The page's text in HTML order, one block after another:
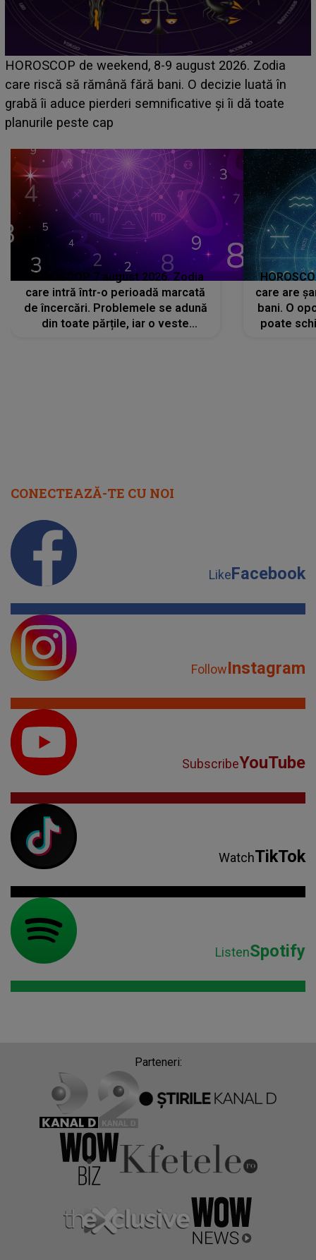
Emanuel a ținut ACEST DETALIU ASCUNS până
acum! În fața Alexandrei, concurentul din Casa Iubirii
face o MĂRTURISIRE NEAȘTEPTATĂ despre mama
sa: "I-am spus și ei în față, eu nu te iubesc pentru
HOROSCOP 7 august 2026. Zodia
care intră într-o perioadă marcată
de încercări. Problemele se adună
din toate părțile, iar o veste
care are
bani. O
poate
CONECTEAZĂ-TE CU NOI
LikeFacebook
FollowInstagram
SubscribeYouTube
WatchTikTok
ListenSpotify
Parteneri: